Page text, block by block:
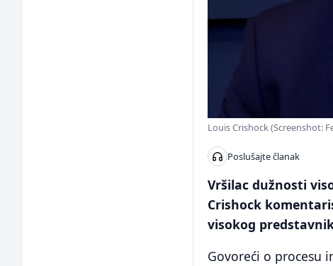
Louis Crishock (Screenshot:
Poslušajte članak
Vršilac dužnosti
Crishock
visokog
Govoreći o procesu